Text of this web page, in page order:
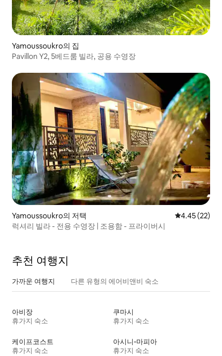
Yamoussoukro의 집
Pavillon Y2, 5베드룸 빌라, 공용 수영장
Yamoussoukro의 저택 평점 4.45점(5
4.45 (22)
럭셔리 빌라 - 전용 수영장 | 조용함 - 프라이버시
추천 여행지
가까운 여행지 다른 유형의 에어비앤비 숙소
아비장
휴가지 숙소
쿠마시
휴가지 숙소
케이프코스트
휴가지 숙소
아시니-마피아
휴가지 숙소